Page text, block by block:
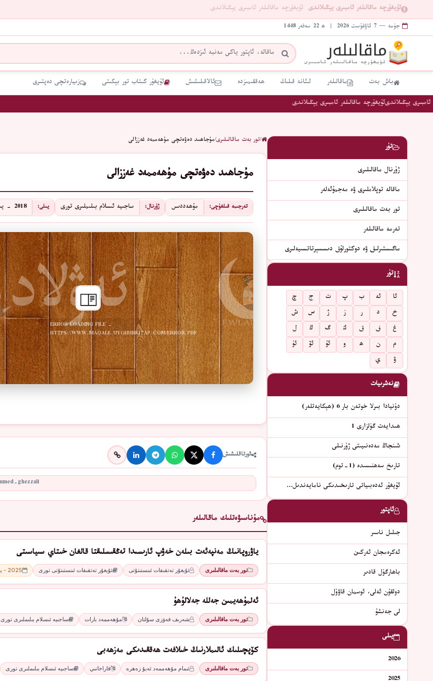
ئۇيغۇرچە ماقالىلەر ئامبىرى يېڭىلاندى ئۇيغۇرچە ماقالىلەر ئامبىرى يېڭىلاندى
جۈمە — 7 ئاۋغۇست 2026 | ھ 22 سەفەر 1448
باش بەت ماقالىلەر ئىئانە قىلىڭ ھەققىمىزدە ئالاقىلىشىش ئۇيغۇر كىتاب تور بېكىتى زىيارەتچى دەپتىرى
يېڭىلاندىئۇيغۇرچە ماقالىلەر ئامبىرى يېڭىلاندى
/تور بەت ماقالىلىرى/مۇجاھىد دەۋەتچى مۇھەممەد غەززالى
مۇجاھىد دەۋەتچى مۇھەممەد غەززالى
تەرجىمە قىلغۇچى: مۇھەددىس ژۇرنال: ساجىيە ئىسلام بىلىملىرى تورى يىلى: 2018 - يىل
ERROR LOADING FILE -
HTTPS://WWW.MAQALE.UYGHURKITAP.COM/ERROR.PDF
ئورتاقلىشىش
مۇناسىۋەتلىك ماقالىلەر
ياۋروپانىڭ مەنپەئەت بىلەن خەۋپ ئارىسىدا تەڭقىسلىقتا قالغان خىتاي سىياسىتى
تور بەت ماقالىلىرى ئۇيغۇر تەتقىقات ئىنستىتۇتى ئۇيغۇر تەتقىقات ئىنستىتۇتى تورى 2025 - يىل
ئەلمۇھەيمىن جەللە جەلالۇھۇ
تور بەت ماقالىلىرى شەرىف فەۋزى سۇلتان مۇھەممەد بارات ساجىيە ئىسلام بىلىملىرى تورى
كۆپچىلىك ئالىملارنىڭ خىلافەت ھەققىدىكى مەزھەبى
تور بەت ماقالىلىرى ئىمام مۇھەممەد ئەبۇ زەھرە قاراخانىي ساجىيە ئىسلام بىلىملىرى تورى
تۈر
ژۇرنال ماقالىلىرى
ماقالە توپلاملىرى ۋە مەجمۇئەلەر
تور بەت ماقالىلىرى
تەرمە ماقالىلەر
ماگىستىرلىق ۋە دوكتورلۇق دىسسېرتاتسىيەلىرى
تۈر
ئا ئە ب پ ت ج
چ
خ
د ر ز ژ س
ش
غ
ف ق ك گ ڭ
ل
م
ن ھ و ئۇ ئۆ
ئۈ
ۋ
ي
نەشرىيات
دۇنيادا بىرلا خوتەن بار 6 (ھېكايەتلەر)
ھىدايەت گۈلزارى 1
شىنجاڭ مەدەنىيىتى ژۇرنىلى
تارىخ سەھنىسىدە (1-توم)
ئۇيغۇر ئەدەبىياتى تارىخىدىكى نامايەندىل…
ئاپتور
جىلىل ناسىر
ئەكرەمجان ئەركىن
باھارگۈل قادىر
دولقۇن ئەلى، ئوسمان قاۋۇل
لى جەنشۇ
يىلى
2026